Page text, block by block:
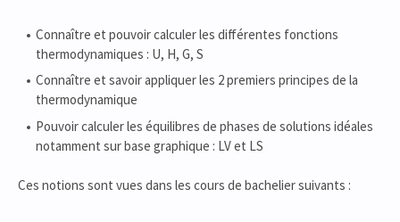
Connaître et pouvoir calculer les différentes fonctions
thermodynamiques : U, H, G, S
Connaître et savoir appliquer les 2 premiers principes de la
thermodynamique
Pouvoir calculer les équilibres de phases de solutions idéales
notamment sur base graphique : LV et LS
Ces notions sont vues dans les cours de bachelier suivants :